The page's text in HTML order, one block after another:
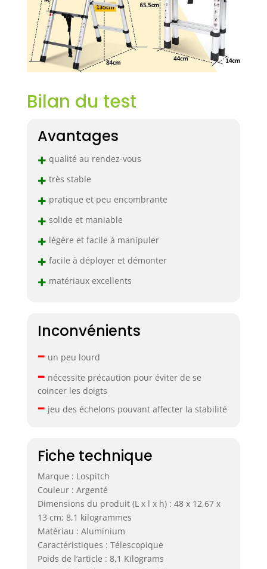
Bilan du test
Avantages
+ qualité au rendez-vous
+ très stable
+ pratique et peu encombrante
+ solide et maniable
+ légère et facile à manipuler
+ facile à déployer et démonter
+ matériaux excellents
Inconvénients
– un peu lourd
– nécessite précaution pour éviter de se
coincer les doigts
– jeu des échelons pouvant affecter la stabilité
Fiche technique
Marque : Lospitch
Couleur : Argenté
Dimensions du produit (L x l x h) : 48 x 12,67 x
13 cm; 8,1 kilogrammes
Matériau : Aluminium
Caractéristiques : Télescopique
Poids de l’article : 8,1 Kilograms